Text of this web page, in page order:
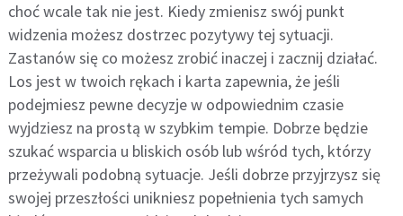
choć wcale tak nie jest. Kiedy zmienisz swój punkt
widzenia możesz dostrzec pozytywy tej sytuacji.
Zastanów się co możesz zrobić inaczej i zacznij działać.
Los jest w twoich rękach i karta zapewnia, że jeśli
podejmiesz pewne decyzje w odpowiednim czasie
wyjdziesz na prostą w szybkim tempie. Dobrze będzie
szukać wsparcia u bliskich osób lub wśród tych, którzy
przeżywali podobną sytuacje. Jeśli dobrze przyjrzysz się
swojej przeszłości unikniesz popełnienia tych samych